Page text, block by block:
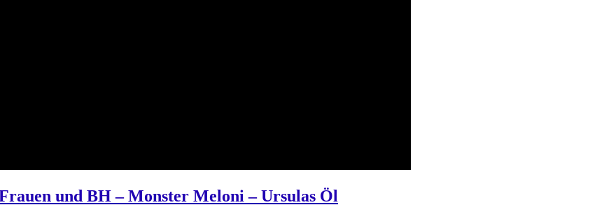
und BH – Monster Meloni – Ursulas Öl